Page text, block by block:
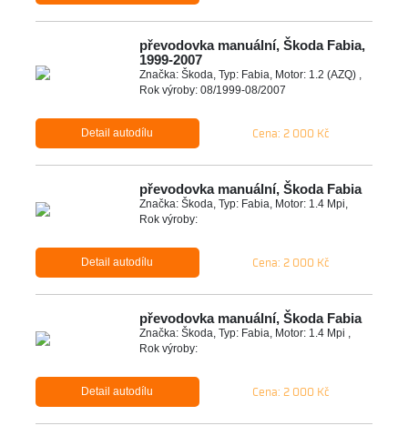
převodovka manuální, Škoda Fabia,
1999-2007
Značka: Škoda, Typ: Fabia, Motor: 1.2 (AZQ) ,
Rok výroby: 08/1999-08/2007
Detail autodílu Cena: 2 000 Kč
převodovka manuální, Škoda Fabia
Značka: Škoda, Typ: Fabia, Motor: 1.4 Mpi,
Rok výroby:
Detail autodílu Cena: 2 000 Kč
převodovka manuální, Škoda Fabia
Značka: Škoda, Typ: Fabia, Motor: 1.4 Mpi ,
Rok výroby:
Detail autodílu Cena: 2 000 Kč